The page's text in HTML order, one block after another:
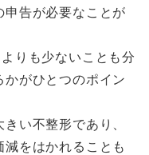
申告が必要なことが
りも少ないことも分
がひとつのポイン
い不整形であり、
をはかれることも